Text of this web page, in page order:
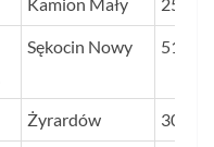
Sękocin Nowy 51
Żyrardów 30